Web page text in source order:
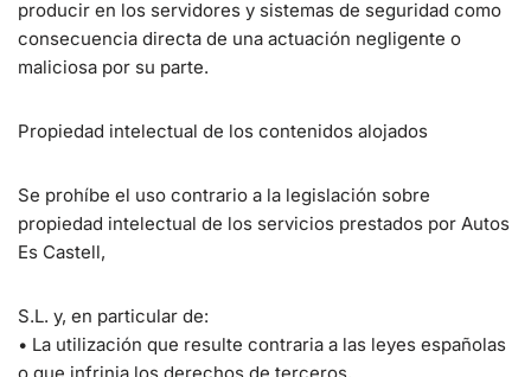
producir en los servidores y sistemas de seguridad como
consecuencia directa de una actuación negligente o
maliciosa por su parte.
Propiedad intelectual de los contenidos alojados
Se prohíbe el uso contrario a la legislación sobre
propiedad intelectual de los servicios prestados por Autos
Es Castell,
S.L. y, en particular de:
• La utilización que resulte contraria a las leyes españolas